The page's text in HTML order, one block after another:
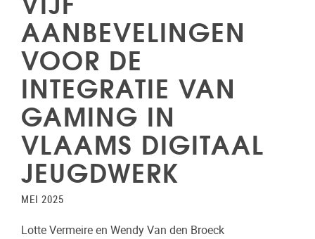
AANBEVELINGEN
VOOR DE
INTEGRATIE VAN
GAMING IN
VLAAMS DIGITAAL
JEUGDWERK
MEI 2025
Lotte Vermeire en Wendy Van den Broeck